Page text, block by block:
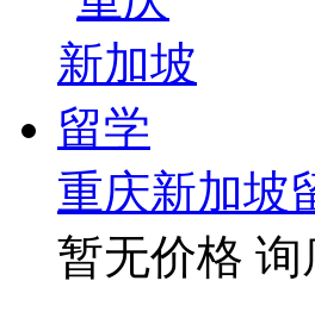
重庆新加坡
暂无价格 询